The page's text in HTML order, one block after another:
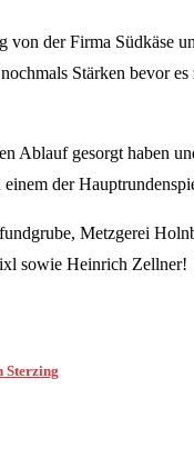
der Firma Südkäse
Stärken bevor
Ablauf gesorgt haben
der
Metzgerei
sowie Heinrich Zellner!
Sterzing